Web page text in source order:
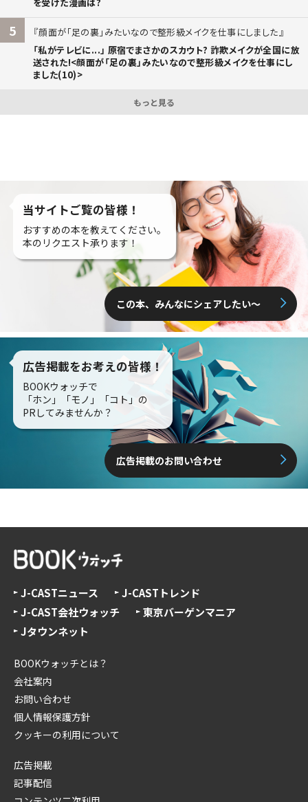
5
顔面が「足の裏」みたいなので整形級メイクを仕事にしました
「私がテレビに...」 原宿でまさかのスカウト? 詐欺メイクが全国に放
送された!<顔面が「足の裏」みたいなので整形級メイクを仕事にし
ました(10)>
もっと見る
当サイトご覧の皆様！
おすすめの本を教えてください。
本のリクエスト承ります！
この本、みんなにシェアしたい〜
広告掲載をお考えの皆様！
BOOKウォッチで
「ホン」「モノ」「コト」の
PRしてみませんか？
広告掲載のお問い合わせ
J-CASTニュース
J-CASTトレンド
J-CAST会社ウォッチ
東京バーゲンマニア
Jタウンネット
BOOKウォッチとは？
会社案内
お問い合わせ
個人情報保護方針
クッキーの利用について
広告掲載
記事配信